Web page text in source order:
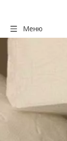
Меню